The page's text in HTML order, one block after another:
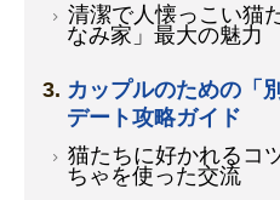
清潔で人懐っこい猫
なみ家」最大の魅力
カップルのための「
デート攻略ガイド
猫たちに好かれるコ
ちゃを使った交流